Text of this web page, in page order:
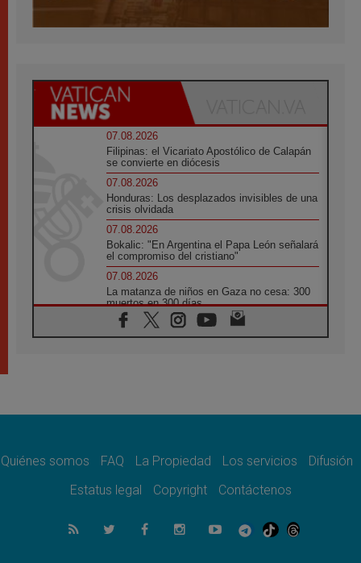
07.08.2026
Filipinas: el Vicariato Apostólico de Calapán
se convierte en diócesis
07.08.2026
Honduras: Los desplazados invisibles de una
crisis olvidada
07.08.2026
Bokalic: "En Argentina el Papa León señalará
el compromiso del cristiano"
07.08.2026
La matanza de niños en Gaza no cesa: 300
muertos en 300 días
07.08.2026
Tagle: La guerra desfigura el mundo, solo la
como misión al servicio del Evangelio
SIGNIS 2026, dar voz a las religiosas en el
07.08.2026
Lanzan un proyecto de empoderamiento
Quiénes somos FAQ La Propiedad Los servicios
Difusión
Estatus legal
Copyright Contáctenos